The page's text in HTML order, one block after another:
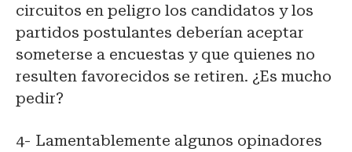
circuitos en peligro los candidatos y los
partidos postulantes deberían aceptar
someterse a encuestas y que quienes no
resulten favorecidos se retiren. ¿Es mucho
pedir?
4- Lamentablemente algunos opinadores